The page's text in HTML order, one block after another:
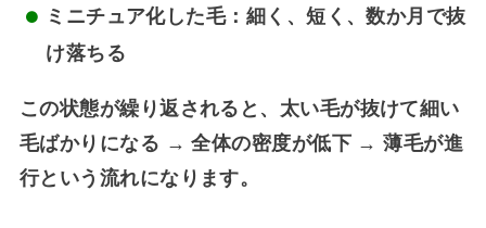
ミニチュア化した毛：細く、短く、数か月で抜
け落ちる
この状態が繰り返されると、 太い毛が抜けて細い
毛ばかりになる → 全体の密度が低下 → 薄毛が進
行という流れになります。